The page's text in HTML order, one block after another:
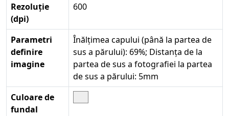
Rezoluție
(dpi)
600
Parametri
definire
imagine
Înălțimea capului (până la partea de
sus a părului): 69%; Distanța de la
partea de sus a fotografiei la partea
de sus a părului: 5mm
Culoare de
fundal